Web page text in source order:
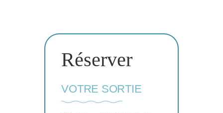
Réserver
VOTRE SORTIE